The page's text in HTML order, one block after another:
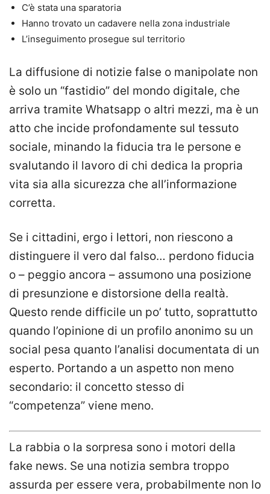
C’è stata una sparatoria
Hanno trovato un cadavere nella zona industriale
L’inseguimento prosegue sul territorio
La diffusione di notizie false o manipolate non
è solo un “fastidio” del mondo digitale, che
arriva tramite Whatsapp o altri mezzi, ma è un
atto che incide profondamente sul tessuto
sociale, minando la fiducia tra le persone e
svalutando il lavoro di chi dedica la propria
vita sia alla sicurezza che all’informazione
corretta.
Se i cittadini, ergo i lettori, non riescono a
distinguere il vero dal falso… perdono fiducia
o – peggio ancora – assumono una posizione
di presunzione e distorsione della realtà.
Questo rende difficile un po’ tutto, soprattutto
quando l’opinione di un profilo anonimo su un
social pesa quanto l’analisi documentata di un
esperto. Portando a un aspetto non meno
secondario: il concetto stesso di
“competenza” viene meno.
La rabbia o la sorpresa sono i motori della
fake news. Se una notizia sembra troppo
assurda per essere vera, probabilmente non lo